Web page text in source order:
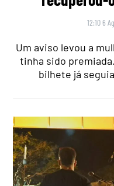
12:10 6
Um aviso levou a
tinha sido
bilhete já